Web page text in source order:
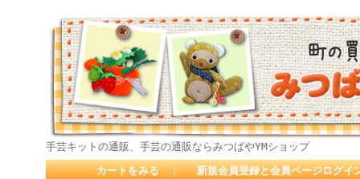
手芸キットの通販、手芸の通販ならみつばやYMショップ
カートをみる ｜ 新規会員登録と会員ページログイ